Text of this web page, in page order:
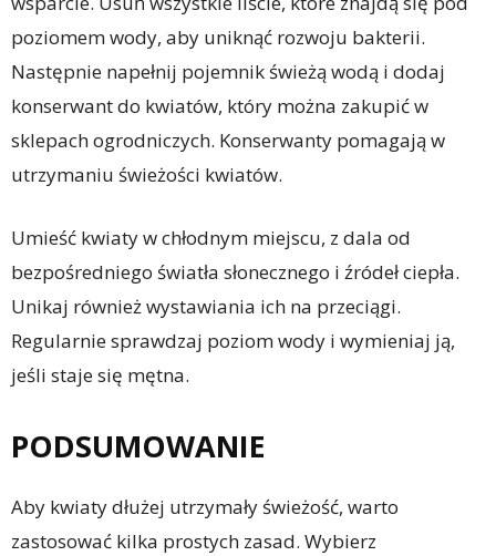
poziomem wody, aby uniknąć rozwoju bakterii.
Następnie napełnij pojemnik świeżą wodą i dodaj
konserwant do kwiatów, który można zakupić w
sklepach ogrodniczych. Konserwanty pomagają w
utrzymaniu świeżości kwiatów.
Umieść kwiaty w chłodnym miejscu, z dala od
bezpośredniego światła słonecznego i źródeł ciepła.
Unikaj również wystawiania ich na przeciągi.
Regularnie sprawdzaj poziom wody i wymieniaj ją,
jeśli staje się mętna.
PODSUMOWANIE
Aby kwiaty dłużej utrzymały świeżość, warto
zastosować kilka prostych zasad. Wybierz